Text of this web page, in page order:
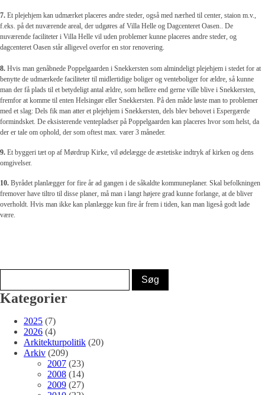
7. Et plejehjem kan udmærket placeres andre steder, også med nærhed til center, staion m.v.,
f.eks. på det nuværende areal, der udgøres af Villa Helle og Dagcenteret Oasen.. De
nuværende faciliteter i Villa Helle vil uden problemer kunne placeres andre steder, og
dagcenteret Oasen står alligevel overfor en stor renovering.
8. Hvis man genåbnede Poppelgaarden i Snekkersten som almindeligt plejehjem i stedet for at
benytte de udmærkede faciliteter til midlertidige boliger og venteboliger for ældre, så kunne
man der få plads til et betydeligt antal ældre, som hellere end gerne ville blive i Snekkersten,
fremfor at komme til enten Helsingør eller Snekkersten. På den måde løste man to problemer
med et slag: Dels fik man atter et plejehjem i Snekkersten, dels blev behovet i Espergærde
formindsket. De eksisterende ventepladser på Poppelgaarden kan placeres hvor som helst, da
der er tale om ophold, der som oftest max. varer 3 måneder.
9. Et byggeri tæt op af Mørdrup Kirke, vil ødelægge de æstetiske indtryk af kirken og dens
omgivelser.
10. Byrådet planlægger for fire år ad gangen i de såkaldte kommuneplaner. Skal befolkningen
fremover have tiltro til disse planer, må man i langt højere grad kunne forlange, at de bliver
overholdt. Hvis man ikke kan planlægge kun fire år frem i tiden, kan man ligeså godt lade
være.
Kategorier
2025 (7)
2026 (4)
Arkitekturpolitik (20)
Arkiv (209)
2007 (23)
2008 (14)
2009 (27)